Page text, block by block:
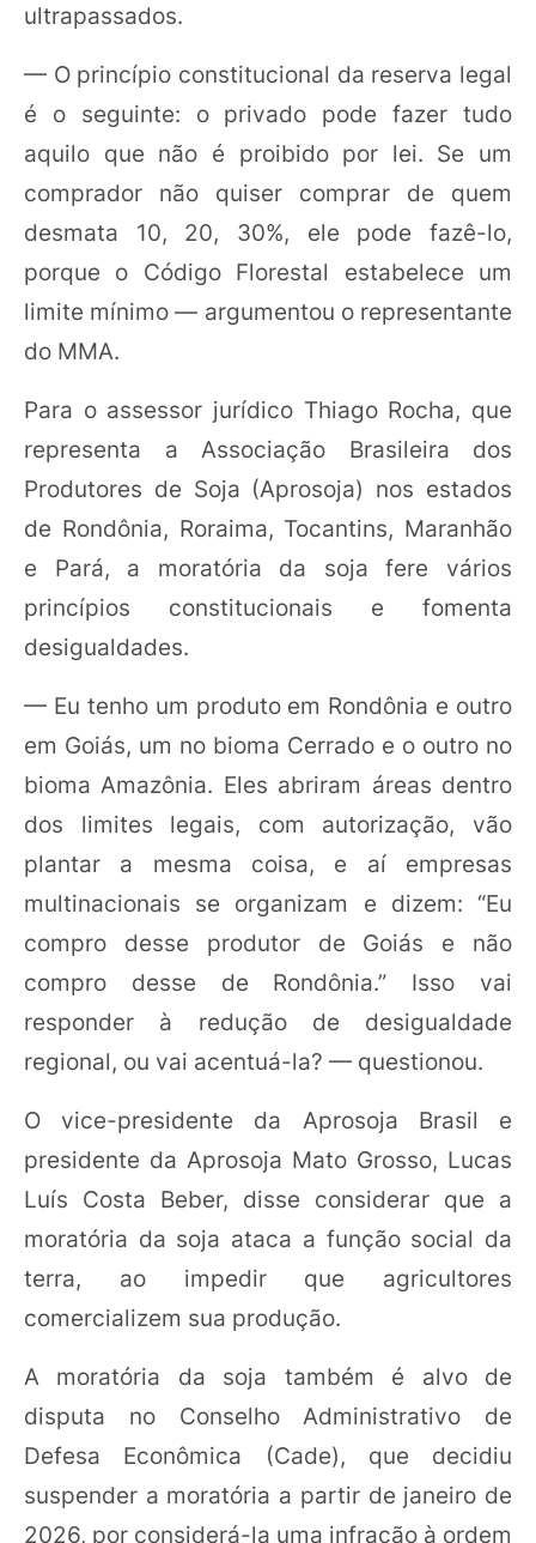
ultrapassados.
— O princípio constitucional da reserva legal
é o seguinte: o privado pode fazer tudo
aquilo que não é proibido por lei. Se um
comprador não quiser comprar de quem
desmata 10, 20, 30%, ele pode fazê-lo,
porque o Código Florestal estabelece um
limite mínimo — argumentou o representante
do MMA.
Para o assessor jurídico Thiago Rocha, que
representa a Associação Brasileira dos
Produtores de Soja (Aprosoja) nos estados
de Rondônia, Roraima, Tocantins, Maranhão
e Pará, a moratória da soja fere vários
princípios constitucionais e fomenta
desigualdades.
— Eu tenho um produto em Rondônia e outro
em Goiás, um no bioma Cerrado e o outro no
bioma Amazônia. Eles abriram áreas dentro
dos limites legais, com autorização, vão
plantar a mesma coisa, e aí empresas
multinacionais se organizam e dizem: “Eu
compro desse produtor de Goiás e não
compro desse de Rondônia.” Isso vai
responder à redução de desigualdade
regional, ou vai acentuá-la? — questionou.
O vice-presidente da Aprosoja Brasil e
presidente da Aprosoja Mato Grosso, Lucas
Luís Costa Beber, disse considerar que a
moratória da soja ataca a função social da
terra, ao impedir que agricultores
comercializem sua produção.
A moratória da soja também é alvo de
disputa no Conselho Administrativo de
Defesa Econômica (Cade), que decidiu
suspender a moratória a partir de janeiro de
2026, por considerá-la uma infração à ordem